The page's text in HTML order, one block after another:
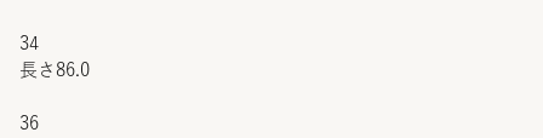
34
長さ86.0
36